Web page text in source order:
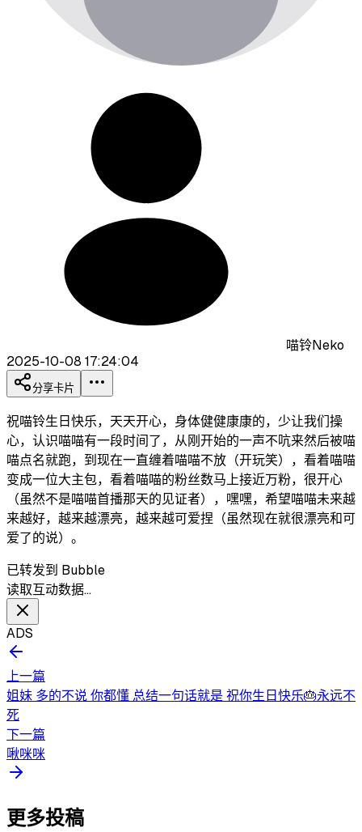
喵铃Neko
2025-10-08 17:24:04
分享卡片
祝喵铃生日快乐，天天开心，身体健健康康的，少让我们操
心，认识喵喵有一段时间了，从刚开始的一声不吭来然后被喵
喵点名就跑，到现在一直缠着喵喵不放（开玩笑），看着喵喵
变成一位大主包，看着喵喵的粉丝数马上接近万粉，很开心
（虽然不是喵喵首播那天的见证者），嘿嘿，希望喵喵未来越
来越好，越来越漂亮，越来越可爱捏（虽然现在就很漂亮和可
爱了的说）。
已转发到 Bubble
读取互动数据…
ADS
上一篇
姐妹 多的不说 你都懂 总结一句话就是 祝你生日快乐🎂永远不
死
下一篇
啾咪咪
更多投稿